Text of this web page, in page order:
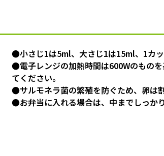
●小さじ1は5ml、大さじ1は15ml、1カッ
●電子レンジの加熱時間は600Wのもの
てください。
●サルモネラ菌の繁殖を防ぐため、卵は
●お弁当に入れる場合は、中までしっか